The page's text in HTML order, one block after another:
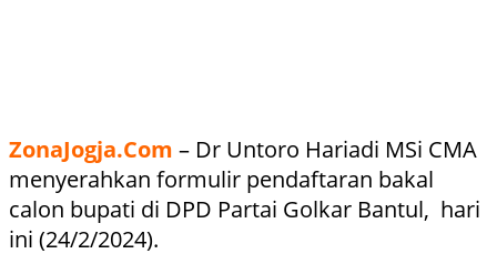
ZonaJogja.Com – Dr Untoro Hariadi MSi CMA
menyerahkan formulir pendaftaran bakal
calon bupati di DPD Partai Golkar Bantul, hari
ini (24/2/2024).